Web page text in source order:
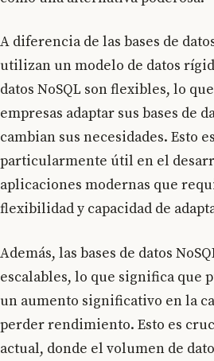
A diferencia de las bases de
utilizan un modelo de datos
datos NoSQL son flexibles, lo
empresas adaptar sus bases de
cambian sus necesidades. Esto es
particularmente útil en el
aplicaciones modernas que
flexibilidad y capacidad de
Además, las bases de datos
escalables, lo que significa que
un aumento significativo en la
perder rendimiento. Esto es
actual, donde el volumen de